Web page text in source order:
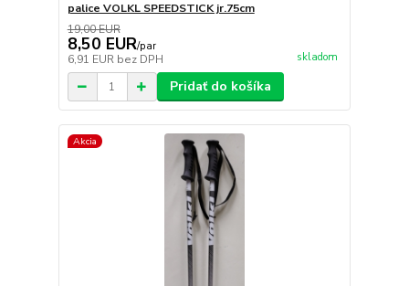
palice VOLKL SPEEDSTICK jr.75cm
19,00 EUR
8,50 EUR/par
6,91 EUR bez DPH skladom
Pridať do košíka
Akcia